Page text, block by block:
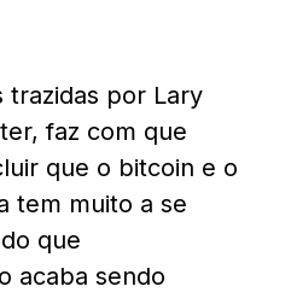
trazidas por Lary
faz com que
que o bitcoin e o
tem muito a se
que
acaba sendo